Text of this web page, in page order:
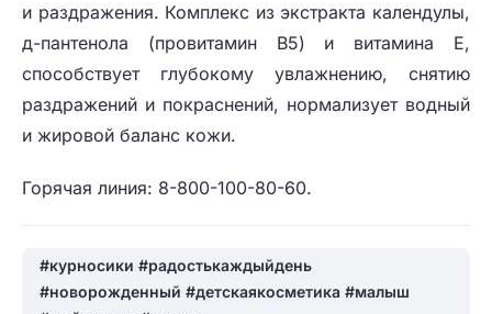
и раздражения. Комплекс из экстракта календулы,
д-пантенола (провитамин В5) и витамина Е,
способствует глубокому увлажнению, снятию
раздражений и покраснений, нормализует водный
и жировой баланс кожи.
Горячая линия: 8-800-100-80-60.
#курносики #радостькаждыйдень
#новорожденный #детскаякосметика #малыш